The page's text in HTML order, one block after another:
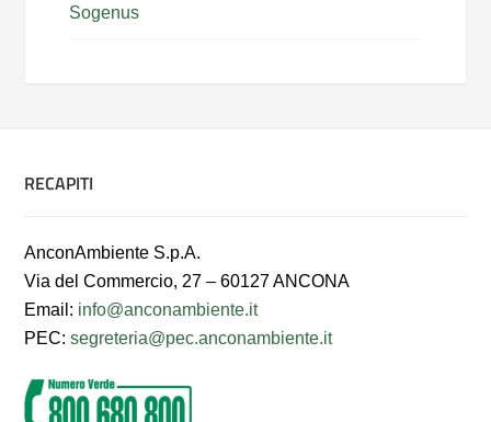
Sogenus
RECAPITI
AnconAmbiente S.p.A.
Via del Commercio, 27 – 60127 ANCONA
Email: info@anconambiente.it
PEC:segreteria@pec.anconambiente.it